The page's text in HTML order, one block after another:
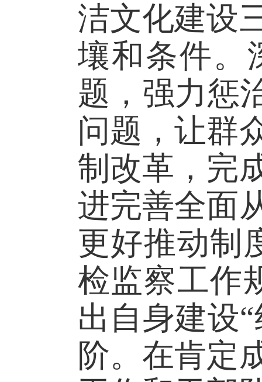
洁文化建设
壤和条件。
题，强力惩
问题，让群
制改革，完
进完善全面
更好推动制
检监察工作
出自身建设
阶。在肯定